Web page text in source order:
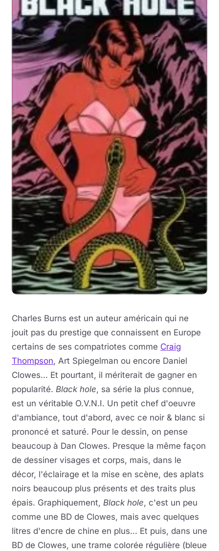
Charles Burns est un auteur américain qui ne
jouit pas du prestige que connaissent en Europe
certains de ses compatriotes comme Craig
Thompson, Art Spiegelman ou encore Daniel
Clowes... Et pourtant, il mériterait de gagner en
popularité. Black hole, sa série la plus connue,
est un véritable O.V.N.I. Un petit chef d'oeuvre
d'ambiance, tout d'abord, avec ce noir & blanc si
prononcé et saturé. Pour le dessin, on pense
beaucoup à Dan Clowes. Presque la même façon
de dessiner visages et corps, mais, dans le
décor, l'éclairage et la mise en scène, des aplats
noirs beaucoup plus présents et des traits plus
épais. Graphiquement, Black hole, c'est un peu
comme une BD de Clowes, mais avec quelques
litres d'encre de chine en plus... Et puis, dans une
BD de Clowes, une trame colorée régulière (bleue